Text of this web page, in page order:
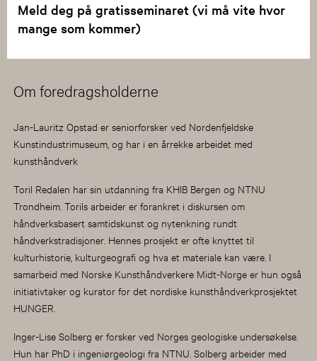
Meld deg på gratisseminaret (vi må vite hvor
mange som kommer)
Om foredragsholderne
Jan-Lauritz Opstad er seniorforsker ved Nordenfjeldske
Kunstindustrimuseum, og har i en årrekke arbeidet med
kunsthåndverk
Toril Redalen har sin utdanning fra KHIB Bergen og NTNU
Trondheim. Torils arbeider er forankret i diskursen om
håndverksbasert samtidskunst og nytenkning rundt
håndverkstradisjoner. Hennes prosjekt er ofte knyttet til
kulturhistorie, kulturgeografi og hva et materiale kan være. I
samarbeid med Norske Kunsthåndverkere Midt-Norge er hun også
initiativtaker og kurator for det nordiske kunsthåndverkprosjektet
HUNGER.
Inger-Lise Solberg er forsker ved Norges geologiske undersøkelse.
Hun har PhD i ingeniørgeologi fra NTNU. Solberg arbeider med